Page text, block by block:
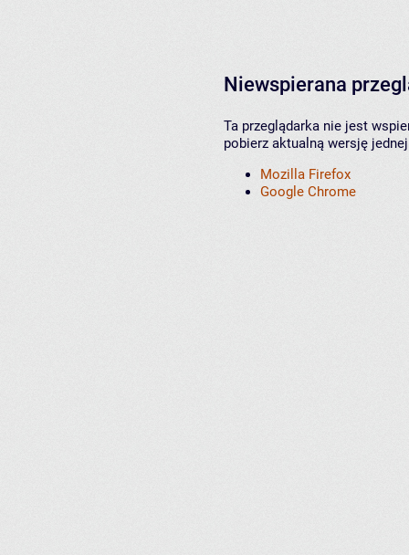
Niewspierana
Ta przeglądarka nie jest
pobierz aktualną wersję
Mozilla Firefox
Google Chrome